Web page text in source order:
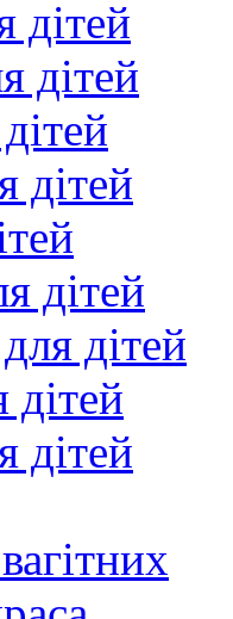
дітей
дітей
дітей
дітей
дітей
дітей
дітей